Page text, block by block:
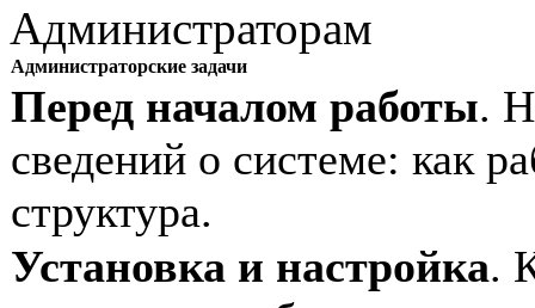
Администраторам
Администраторские задачи
Перед началом работы.
сведений о системе: как
структура.
Установка и настройка.